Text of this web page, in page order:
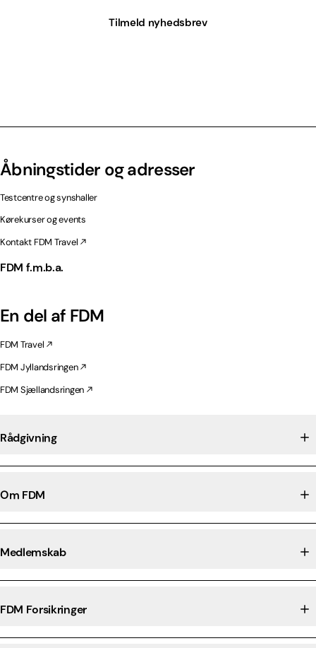
Tilmeld nyhedsbrev
Åbningstider og adresser
Testcentre og synshaller
Kørekurser og events
Kontakt FDM Travel
FDM f.m.b.a.
En del af FDM
FDM Travel
FDM Jyllandsringen
FDM Sjællandsringen
Rådgivning
Om FDM
Medlemskab
FDM Forsikringer